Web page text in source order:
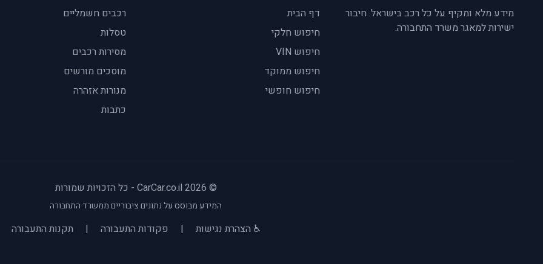
מידע מלא ומקיף על כל רכב בישראל. חיבור
ישירות למאגר משרד התחבורה.
דף הבית
חיפוש חלקי
חיפוש VIN
חיפוש ממוקד
חיפוש חופשי
רכבים חשמליים
טסלות
מסירות רכבים
מוסכים מורשים
מנורות אזהרה
כתבות
© 2026 CarCar.co.il - כל הזכויות שמורות
המידע מבוסס על נתונים ציבוריים ממשרד התחבורה
♿ הצהרת נגישות | פקודות התעבורה | תקנות התעבורה